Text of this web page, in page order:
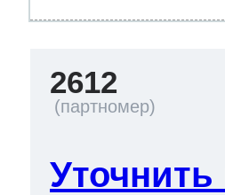
2612
Уточнить